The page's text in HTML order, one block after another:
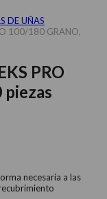
DE UÑAS
100/180 GRANO,
PRO
necesaria a las